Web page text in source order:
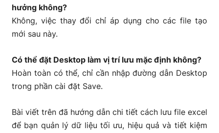
hưởng không?
Không, việc thay đổi chỉ áp dụng cho các file tạo
mới sau này.
Có thể đặt Desktop làm vị trí lưu mặc định không?
Hoàn toàn có thể, chỉ cần nhập đường dẫn Desktop
trong phần cài đặt Save.
Bài viết trên đã hướng dẫn chi tiết cách lưu file excel
để bạn quản lý dữ liệu tối ưu, hiệu quả và tiết kiệm